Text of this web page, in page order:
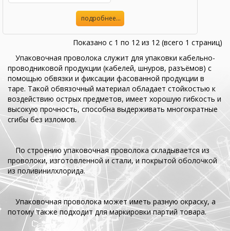
подробнее...
Показано с 1 по 12 из 12 (всего 1 страниц)
Упаковочная проволока служит для упаковки кабельно-
проводниковой продукции (кабелей, шнуров, разъёмов) с
помощью обвязки и фиксации фасованной продукции в
таре. Такой обвязочный материал обладает стойкостью к
воздействию острых предметов, имеет хорошую гибкость и
высокую прочность, способна выдерживать многократные
сгибы без изломов.
По строению упаковочная проволока складывается из
проволоки, изготовленной и стали, и покрытой оболочкой
из поливинилхлорида.
Упаковочная проволока может иметь разную окраску, а
потому также подходит для маркировки партий товара.